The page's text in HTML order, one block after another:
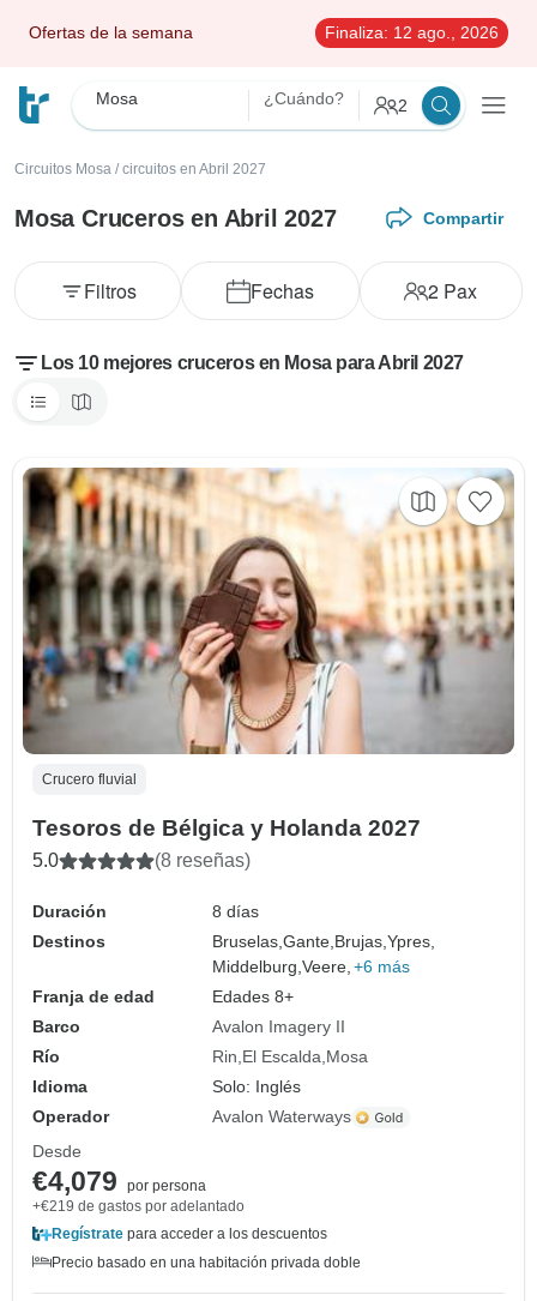
Ofertas de la semana Finaliza: 12 ago., 2026
Mosa ¿Cuándo? 2
Circuitos Mosa / circuitos en Abril 2027
Mosa Cruceros en Abril 2027 Compartir
Fechas 2 Pax
Filtros
Los 10 mejores cruceros en Mosa para Abril 2027
Crucero fluvial
Tesoros de Bélgica y Holanda 2027
5.0 (8 reseñas)
Duración
8 días
Destinos
Bruselas,Gante, Brujas,Ypres,
Middelburg,Veere, +6 más
Franja de edad
Edades 8+
Barco
Avalon Imagery II
Río
Rin El Escalda Mosa
Idioma
Solo: Inglés
Operador
Avalon Waterways
Desde
€4,079
por persona
+€219 de gastos por adelantado
Regístrate para acceder a los descuentos
Precio basado en una habitación privada doble